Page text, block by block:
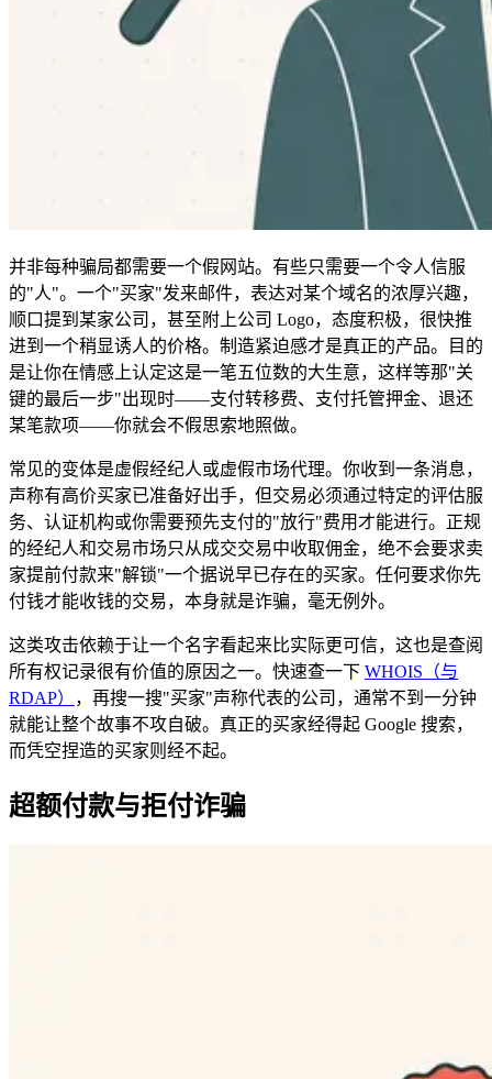
并非每种骗局都需要一个假网站。有些只需要一个令人信服
的"人"。一个"买家"发来邮件，表达对某个域名的浓厚兴趣，
顺口提到某家公司，甚至附上公司 Logo，态度积极，很快推
进到一个稍显诱人的价格。制造紧迫感才是真正的产品。目的
是让你在情感上认定这是一笔五位数的大生意，这样等那"关
键的最后一步"出现时——支付转移费、支付托管押金、退还
某笔款项——你就会不假思索地照做。
常见的变体是虚假经纪人或虚假市场代理。你收到一条消息，
声称有高价买家已准备好出手，但交易必须通过特定的评估服
务、认证机构或你需要预先支付的"放行"费用才能进行。正规
的经纪人和交易市场只从成交交易中收取佣金，绝不会要求卖
家提前付款来"解锁"一个据说早已存在的买家。任何要求你先
付钱才能收钱的交易，本身就是诈骗，毫无例外。
这类攻击依赖于让一个名字看起来比实际更可信，这也是查阅
所有权记录很有价值的原因之一。快速查一下 WHOIS（与
RDAP）
，再搜一搜"买家"声称代表的公司，通常不到一分钟
就能让整个故事不攻自破。真正的买家经得起 Google 搜索，
而凭空捏造的买家则经不起。
超额付款与拒付诈骗